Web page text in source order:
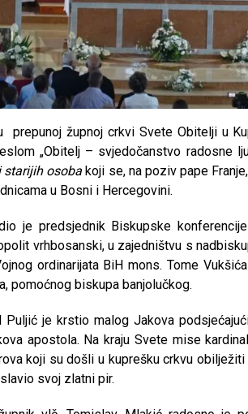
prepunoj župnoj crkvi Svete Obitelji u
„Obitelj – svjedočanstvo radosne
starijih osoba koji se, na poziv pape
u Bosni i Hercegovini.
je predsjednik Biskupske
vrhbosanski, u zajedništvu s
ordinarijata BiH mons. Tome
pomoćnog biskupa banjolučkog.
Puljić je krstio malog Jakova
apostola. Na kraju Svete mise
koji su došli u kuprešku crkvu
svoj zlatni pir.